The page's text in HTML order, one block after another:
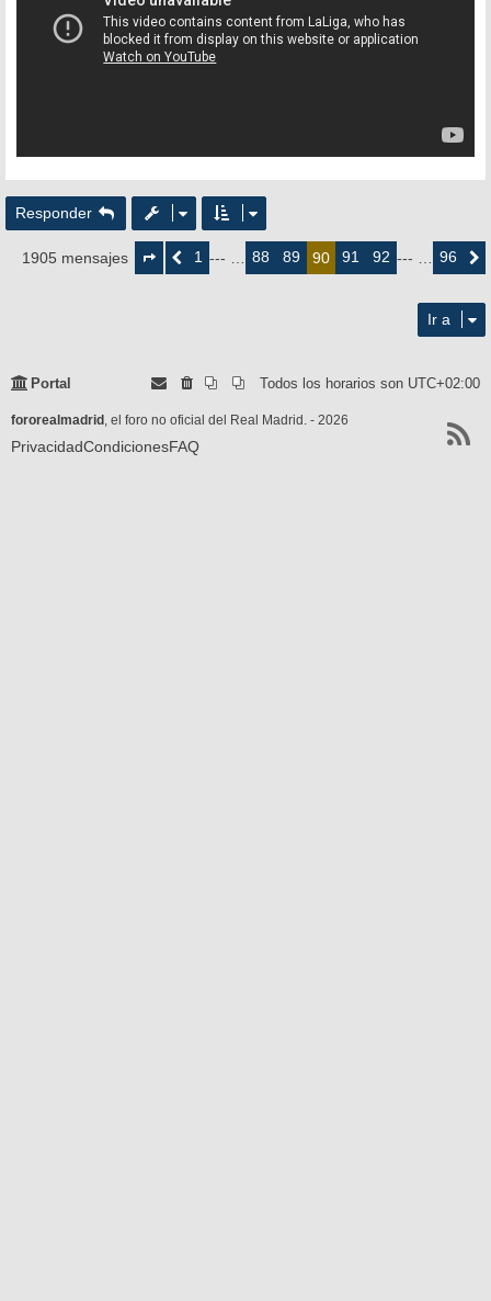
Responder
1905 mensajes
Página
deAnterior
1 --- … 88 89 90 91 92 --- … 96
Ir a
Portal Todos los horarios son UTC+02:00
fororealmadrid, el foro no oficial del Real Madrid. - 2026
PrivacidadCondicionesFAQ